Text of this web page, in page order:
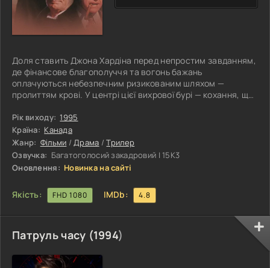
Доля ставить Джона Хардіна перед непростим завданням,
де фінансове благополуччя та вогонь бажань
оплачуються небезпечним ризикованим шляхом —
пролиттям крові. У центрі цієї вихрової бурі — кохання, що
даючи Джону крихітну нагоду уникнути згубного кінця.
Заплутавшись в інтригах і зрадах, йому доведеться
зіткнутися з вибором, який здається неможливим – він
повинен поставити на карту все, щоб виконати наказ
усунути Ріну, жінку, що належить Джеку
Рік виходу: 1995
Країна: Канада
Жанр: Фільми /Драма /Трилер
Озвучка: Багатоголосий закадровий | 15K3
Оновлення: Новинка на сайті
Якість: FHD 1080 IMDb: 4.8
Патруль часу (1994)